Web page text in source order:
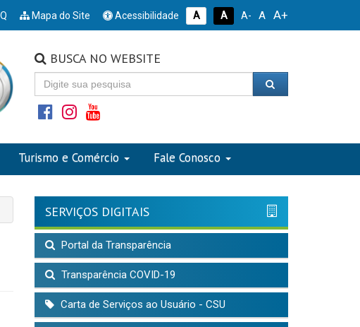
Mapa do Site Acessibilidade A A A- A A+
BUSCA NO WEBSITE
Turismo e Comércio Fale Conosco
SERVIÇOS DIGITAIS
Portal da Transparência
Transparência COVID-19
Carta de Serviços ao Usuário - CSU